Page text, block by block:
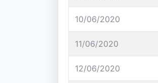
10/06/2020
11/06/2020
12/06/2020